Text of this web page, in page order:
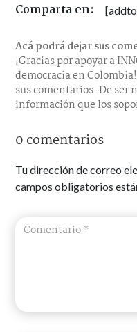
Comparta en:
Acá podrá dejar sus
¡Gracias por apoyar a
democracia en
sus comentarios. De ser
información que los
0 comentarios
Tu dirección de correo
campos obligatorios